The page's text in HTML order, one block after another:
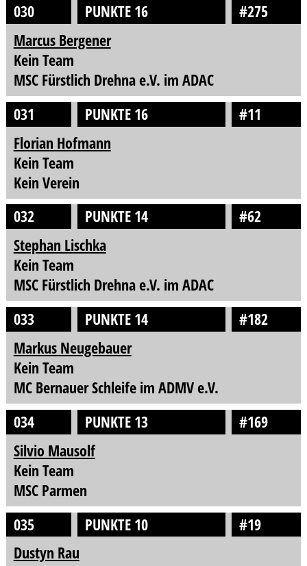
030
PUNKTE 16
#275
Marcus Bergener
Kein Team
MSC Fürstlich Drehna e.V. im ADAC
031
PUNKTE 16
#11
Florian Hofmann
Kein Team
Kein Verein
032
PUNKTE 14
#62
Stephan Lischka
Kein Team
MSC Fürstlich Drehna e.V. im ADAC
033
PUNKTE 14
#182
Markus Neugebauer
Kein Team
MC Bernauer Schleife im ADMV e.V.
034
PUNKTE 13
#169
Silvio Mausolf
Kein Team
MSC Parmen
035
PUNKTE 10
#19
Dustyn Rau